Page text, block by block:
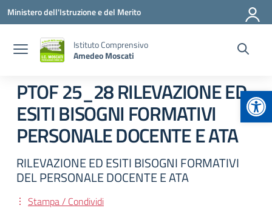
Vai ai contenuti
Vai al menu di navigazione
Vai al footer
Ministero dell'Istruzione e del Merito
Istituto Comprensivo
Amedeo Moscati
PTOF 25_28 RILEVAZIONE ED
ESITI BISOGNI FORMATIVI
PERSONALE DOCENTE E ATA
RILEVAZIONE ED ESITI BISOGNI FORMATIVI
DEL PERSONALE DOCENTE E ATA
Stampa / Condividi